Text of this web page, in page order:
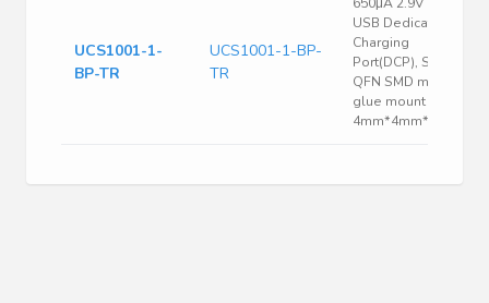
UCS1001-1-
BP-TR
UCS1001-1-BP-
TR
650μA 2.9V 5.5V
USB Dedicated
Charging
Port(DCP), Switch
QFN SMD mount，
glue mount
4mm*4mm*830μm